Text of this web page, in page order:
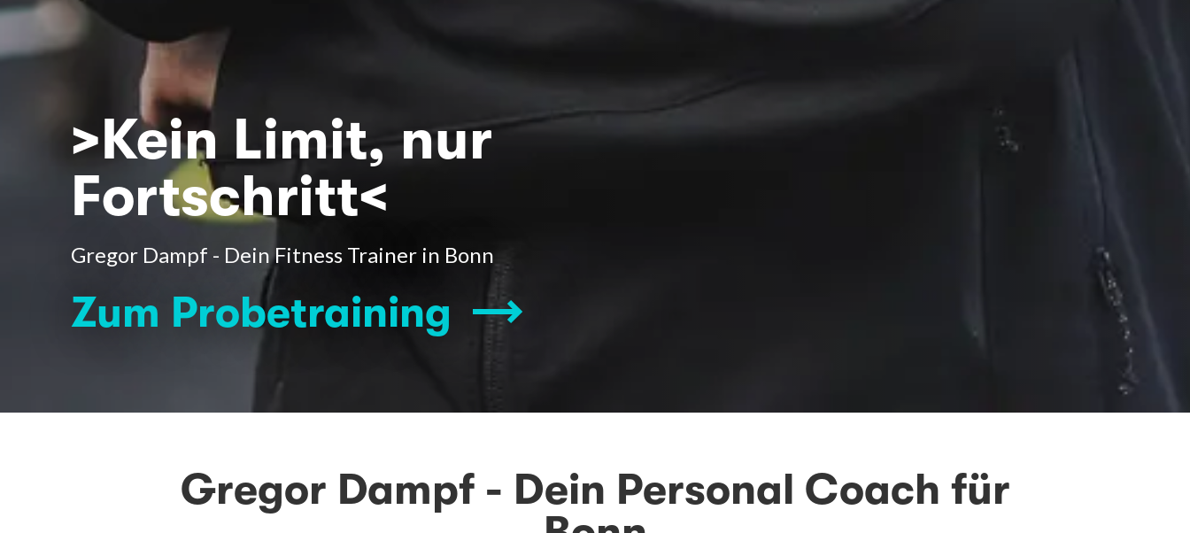
>Kein Limit, nur
Fortschritt<
Gregor Dampf - Dein Fitness Trainer in Bonn
Zum Probetraining
Gregor Dampf - Dein Personal Coach für